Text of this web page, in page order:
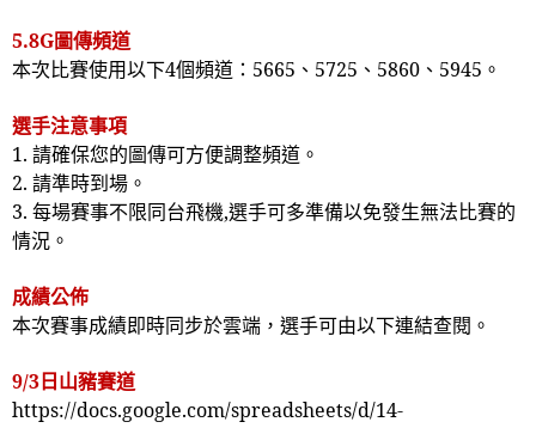
5.8G圖傳頻道
本次比賽使用以下4個頻道： 5665 、 5725 、 5860 、 5945 。
選手注意事項
1. 請確保您的圖傳可方便調整頻道。
2. 請準時到場。
3. 每場賽事不限同台飛機,選手可多準備以免發生無法比賽的
情況。
成績公佈
本次賽事成績即時同步於雲端，選手可由以下連結查閱。
9/3日山豬賽道
https://docs.google.com/spreadsheets/d/14-